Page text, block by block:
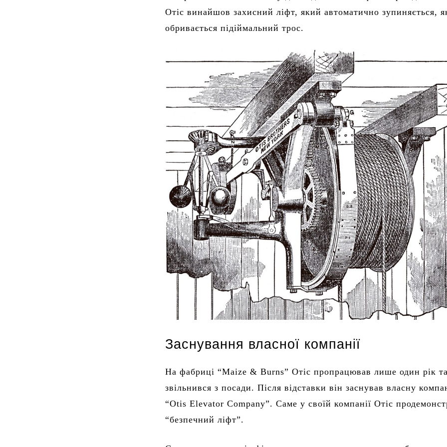
Отіс винайшов захисний ліфт, який автоматично зупиняється,
обривається підіймальний трос.
Заснування власної компанії
На фабриці “Maize & Burns” Отіс пропрацював лише один рік
звільнився з посади. Після відставки він заснував власну
“Otis Elevator Company”. Саме у своїй компанії Отіс
“безпечний ліфт”.